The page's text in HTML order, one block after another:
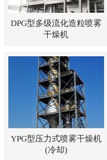
DPG型多级流化造粒喷雾
干燥机
YPG型压力式喷雾干燥机
(冷却)